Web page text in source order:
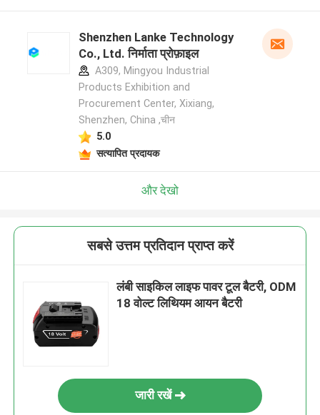
Shenzhen Lanke Technology
Co., Ltd. निर्माता प्रोफ़ाइल
A309, Mingyou Industrial
Products Exhibition and
Procurement Center, Xixiang,
Shenzhen, China ,चीन
5.0
सत्यापित प्रदायक
और देखो
सबसे उत्तम प्रतिदान प्राप्त करें
लंबी साइकिल लाइफ पावर टूल बैटरी, ODM
18 वोल्ट लिथियम आयन बैटरी
जारी रखें